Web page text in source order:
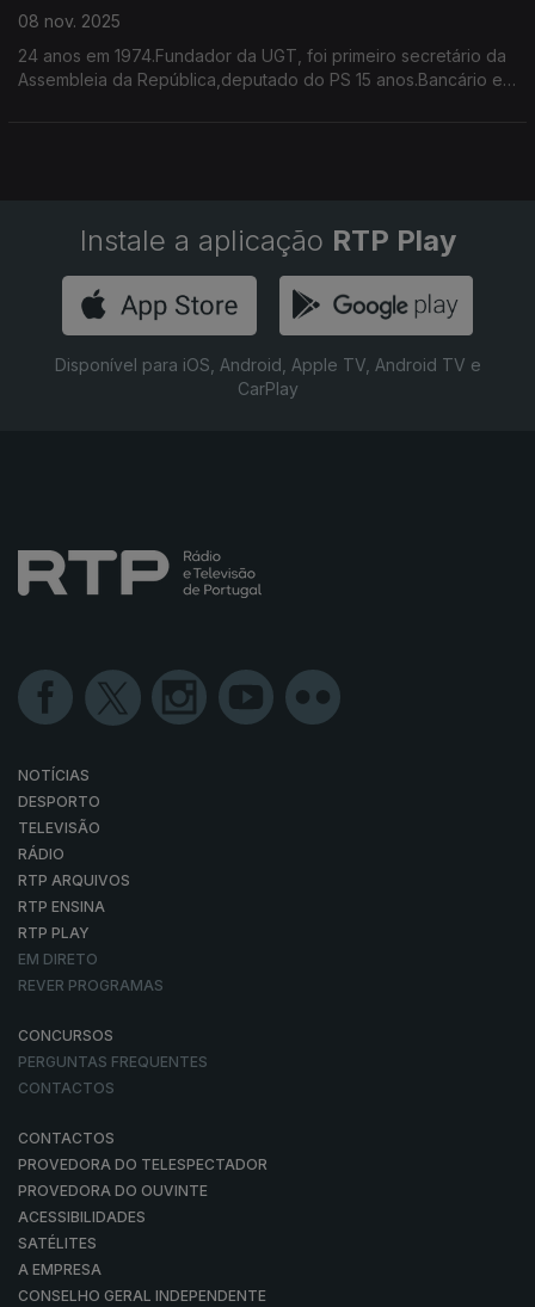
08 nov. 2025
24 anos em 1974.Fundador da UGT, foi primeiro secretário da
Assembleia da República,deputado do PS 15 anos.Bancário em
Instale a aplicação RTP Play
Disponível para iOS, Android, Apple TV, Android TV e
CarPlay
NOTÍCIAS
DESPORTO
TELEVISÃO
RÁDIO
RTP ARQUIVOS
RTP ENSINA
RTP PLAY
EM DIRETO
REVER PROGRAMAS
CONCURSOS
PERGUNTAS FREQUENTES
CONTACTOS
CONTACTOS
PROVEDORA DO TELESPECTADOR
PROVEDORA DO OUVINTE
ACESSIBILIDADES
SATÉLITES
A EMPRESA
CONSELHO GERAL INDEPENDENTE